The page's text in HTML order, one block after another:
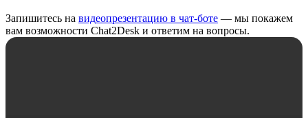
Запишитесь на видеопрезентацию в чат-боте — мы покажем
вам возможности Chat2Desk и ответим на вопросы.